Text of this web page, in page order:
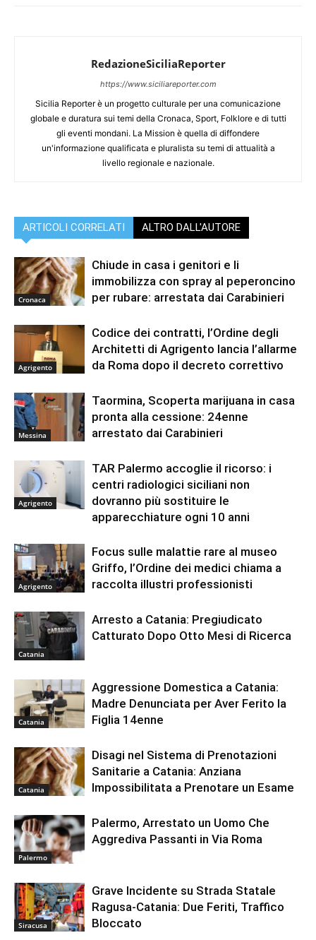
RedazioneSiciliaReporter
https://www.siciliareporter.com
Sicilia Reporter è un progetto culturale per una comunicazione
globale e duratura sui temi della Cronaca, Sport, Folklore e di tutti
gli eventi mondani. La Mission è quella di diffondere
un'informazione qualificata e pluralista su temi di attualità a
livello regionale e nazionale.
ARTICOLI CORRELATI ALTRO DALL'AUTORE
Cronaca
Chiude in casa i genitori e li
immobilizza con spray al peperoncino
per rubare: arrestata dai Carabinieri
Agrigento
Codice dei contratti, l’Ordine degli
Architetti di Agrigento lancia l’allarme
da Roma dopo il decreto correttivo
Messina
Taormina, Scoperta marijuana in casa
pronta alla cessione: 24enne
arrestato dai Carabinieri
Agrigento
TAR Palermo accoglie il ricorso: i
centri radiologici siciliani non
dovranno più sostituire le
apparecchiature ogni 10 anni
Agrigento
Focus sulle malattie rare al museo
Griffo, l’Ordine dei medici chiama a
raccolta illustri professionisti
Catania
Arresto a Catania: Pregiudicato
Catturato Dopo Otto Mesi di Ricerca
Catania
Aggressione Domestica a Catania:
Madre Denunciata per Aver Ferito la
Figlia 14enne
Catania
Disagi nel Sistema di Prenotazioni
Sanitarie a Catania: Anziana
Impossibilitata a Prenotare un Esame
Palermo
Palermo, Arrestato un Uomo Che
Aggrediva Passanti in Via Roma
Siracusa
Grave Incidente su Strada Statale
Ragusa-Catania: Due Feriti, Traffico
Bloccato